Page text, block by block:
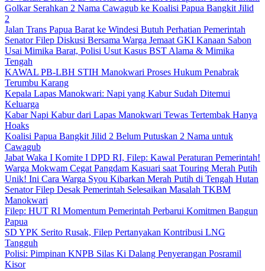
Golkar Serahkan 2 Nama Cawagub ke Koalisi Papua Bangkit Jilid
2
Jalan Trans Papua Barat ke Windesi Butuh Perhatian Pemerintah
Senator Filep Diskusi Bersama Warga Jemaat GKI Kanaan Sabon
Usai Mimika Barat, Polisi Usut Kasus BST Alama & Mimika
Tengah
KAWAL PB-LBH STIH Manokwari Proses Hukum Penabrak
Terumbu Karang
Kepala Lapas Manokwari: Napi yang Kabur Sudah Ditemui
Keluarga
Kabar Napi Kabur dari Lapas Manokwari Tewas Tertembak Hanya
Hoaks
Koalisi Papua Bangkit Jilid 2 Belum Putuskan 2 Nama untuk
Cawagub
Jabat Waka I Komite I DPD RI, Filep: Kawal Peraturan Pemerintah!
Warga Mokwam Cegat Pangdam Kasuari saat Touring Merah Putih
Unik! Ini Cara Warga Syou Kibarkan Merah Putih di Tengah Hutan
Senator Filep Desak Pemerintah Selesaikan Masalah TKBM
Manokwari
Filep: HUT RI Momentum Pemerintah Perbarui Komitmen Bangun
Papua
SD YPK Serito Rusak, Filep Pertanyakan Kontribusi LNG
Tangguh
Polisi: Pimpinan KNPB Silas Ki Dalang Penyerangan Posramil
Kisor